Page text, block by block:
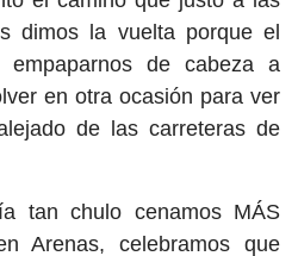
dimos la vuelta porque el
empaparnos de cabeza a
en otra ocasión para ver
de las carreteras de
tan chulo cenamos MÁS
Arenas, celebramos que